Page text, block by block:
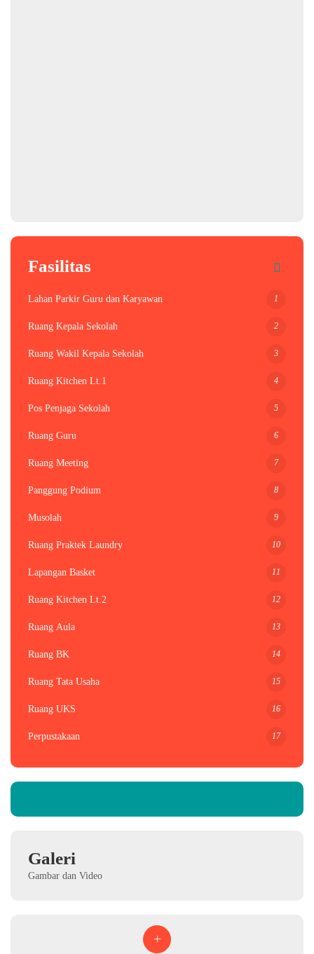
Fasilitas
Lahan Parkir Guru dan Karyawan 1
Ruang Kepala Sekolah 2
Ruang Wakil Kepala Sekolah 3
Ruang Kitchen Lt.1 4
Pos Penjaga Sekolah 5
Ruang Guru 6
Ruang Meeting 7
Panggung Podium 8
Musolah 9
Ruang Praktek Laundry 10
Lapangan Basket 11
Ruang Kitchen Lt.2 12
Ruang Aula 13
Ruang BK 14
Ruang Tata Usaha 15
Ruang UKS 16
Perpustakaan 17
Galeri
Gambar dan Video
+